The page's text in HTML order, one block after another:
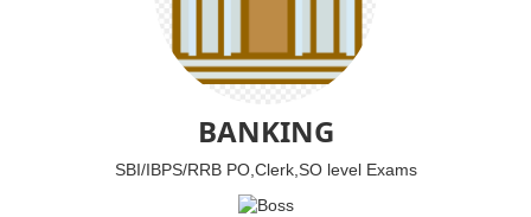
BANKING
SBI/IBPS/RRB PO,Clerk,SO level Exams